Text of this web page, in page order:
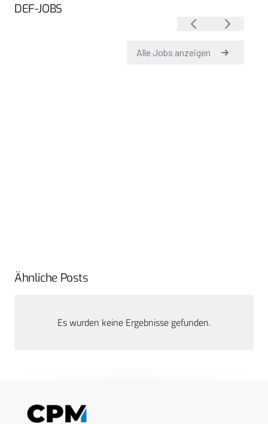
DEF-JOBS
Ähnliche Posts
Es wurden keine Ergebnisse gefunden.